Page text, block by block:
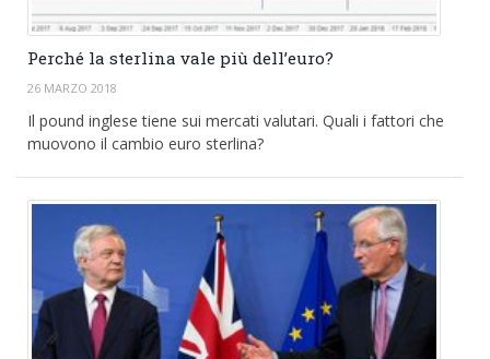
Perché la sterlina vale più dell’euro?
26 MARZO 2018
Il pound inglese tiene sui mercati valutari. Quali i fattori che
muovono il cambio euro sterlina?